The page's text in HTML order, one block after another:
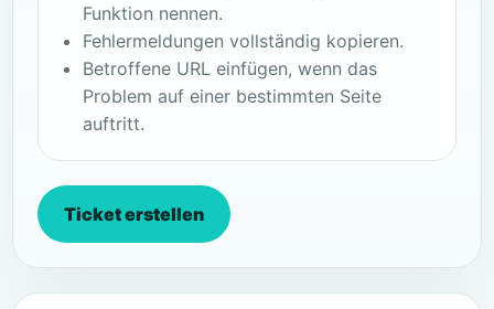
Funktion nennen.
Fehlermeldungen vollständig kopieren.
Betroffene URL einfügen, wenn das
Problem auf einer bestimmten Seite
auftritt.
Ticket erstellen